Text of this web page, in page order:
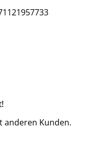
0 von 5 Sternen
anderen Kunden.